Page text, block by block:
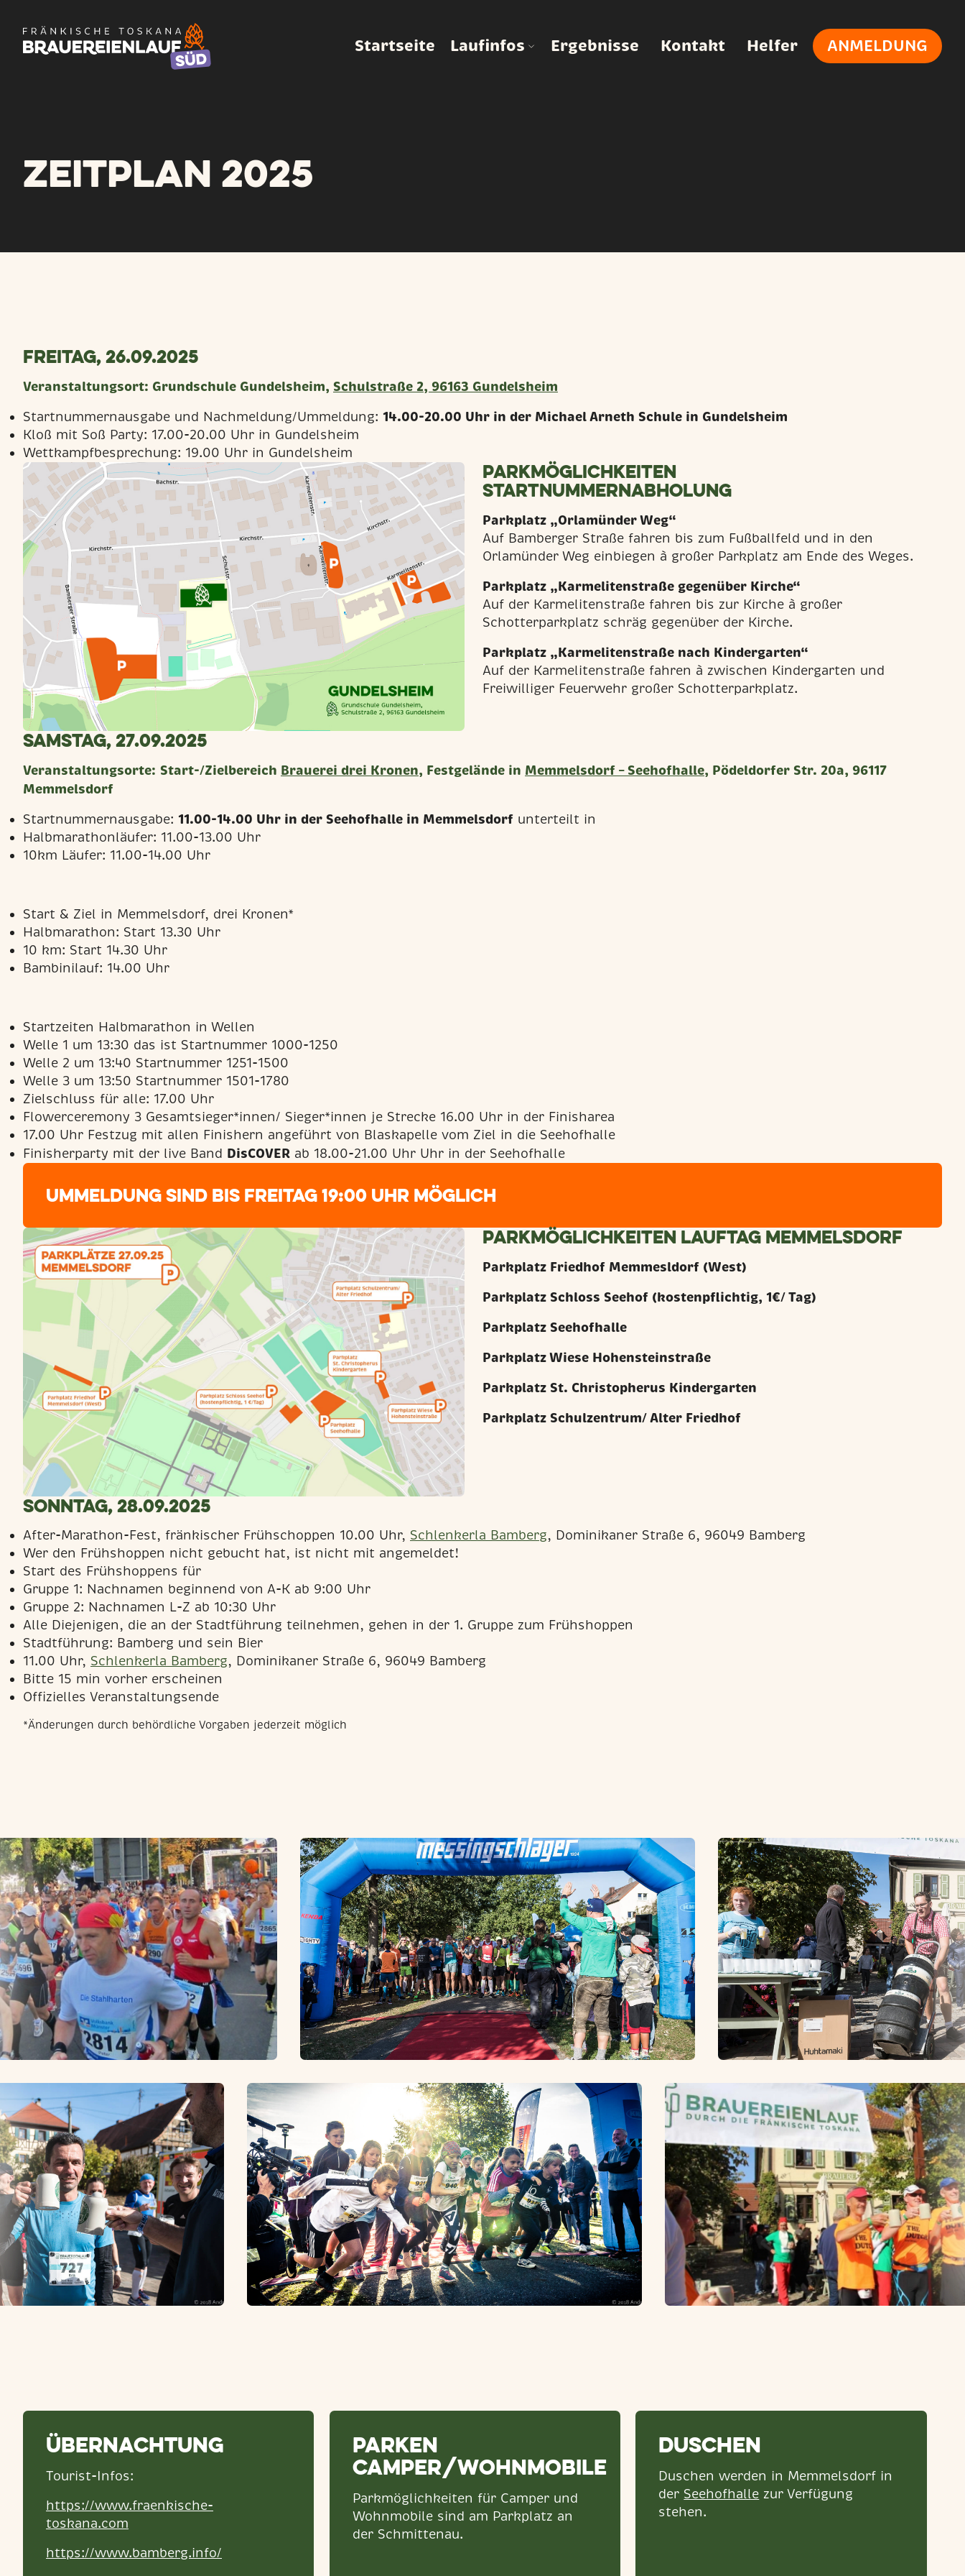
Startseite Laufinfos Ergebnisse Kontakt Helfer ANMELDUNG
Zeitplan 2025
Freitag, 26.09.2025
Veranstaltungsort: Grundschule Gundelsheim, Schulstraße 2, 96163 Gundelsheim
Startnummernausgabe und Nachmeldung/Ummeldung: 14.00-20.00 Uhr in der Michael Arneth Schule in Gundelsheim
Kloß mit Soß Party: 17.00-20.00 Uhr in Gundelsheim
Wettkampfbesprechung: 19.00 Uhr in Gundelsheim
Parkmöglichkeiten
Startnummernabholung
Parkplatz „Orlamünder Weg“
Auf Bamberger Straße fahren bis zum Fußballfeld und in den
Orlamünder Weg einbiegen à großer Parkplatz am Ende des Weges.
Parkplatz „Karmelitenstraße gegenüber Kirche“
Auf der Karmelitenstraße fahren bis zur Kirche à großer
Schotterparkplatz schräg gegenüber der Kirche.
Parkplatz „Karmelitenstraße nach Kindergarten“
Auf der Karmelitenstraße fahren à zwischen Kindergarten und
Freiwilliger Feuerwehr großer Schotterparkplatz.
Samstag, 27.09.2025
Veranstaltungsorte: Start-/Zielbereich Brauerei drei Kronen, Festgelände in Memmelsdorf – Seehofhalle, Pödeldorfer Str. 20a, 96117
Memmelsdorf
Startnummernausgabe: 11.00-14.00 Uhr in der Seehofhalle in Memmelsdorf unterteilt in
Halbmarathonläufer: 11.00-13.00 Uhr
10km Läufer: 11.00-14.00 Uhr
Start & Ziel in Memmelsdorf, drei Kronen*
Halbmarathon: Start 13.30 Uhr
10 km: Start 14.30 Uhr
Bambinilauf: 14.00 Uhr
Startzeiten Halbmarathon in Wellen
Welle 1 um 13:30 das ist Startnummer 1000-1250
Welle 2 um 13:40 Startnummer 1251-1500
Welle 3 um 13:50 Startnummer 1501-1780
Zielschluss für alle: 17.00 Uhr
Flowerceremony 3 Gesamtsieger*innen/ Sieger*innen je Strecke 16.00 Uhr in der Finisharea
17.00 Uhr Festzug mit allen Finishern angeführt von Blaskapelle vom Ziel in die Seehofhalle
Finisherparty mit der live Band DisCOVER ab 18.00-21.00 Uhr Uhr in der Seehofhalle
Ummeldung sind bis Freitag 19:00 Uhr möglich
Parkmöglichkeiten Lauftag Memmelsdorf
Parkplatz Friedhof Memmesldorf (West)
Parkplatz Schloss Seehof (kostenpflichtig, 1€/ Tag)
Parkplatz Seehofhalle
Parkplatz Wiese Hohensteinstraße
Parkplatz St. Christopherus Kindergarten
Parkplatz Schulzentrum/ Alter Friedhof
Sonntag, 28.09.2025
After-Marathon-Fest, fränkischer Frühschoppen 10.00 Uhr, Schlenkerla Bamberg, Dominikaner Straße 6, 96049 Bamberg
Wer den Frühshoppen nicht gebucht hat, ist nicht mit angemeldet!
Start des Frühshoppens für
Gruppe 1: Nachnamen beginnend von A-K ab 9:00 Uhr
Gruppe 2: Nachnamen L-Z ab 10:30 Uhr
Alle Diejenigen, die an der Stadtführung teilnehmen, gehen in der 1. Gruppe zum Frühshoppen
Stadtführung: Bamberg und sein Bier
11.00 Uhr, Schlenkerla Bamberg, Dominikaner Straße 6, 96049 Bamberg
Bitte 15 min vorher erscheinen
Offizielles Veranstaltungsende
*Änderungen durch behördliche Vorgaben jederzeit möglich
Übernachtung
Tourist-Infos:
https://www.fraenkische-
toskana.com
https://www.bamberg.info/
Parken
Camper/Wohnmobile
Parkmöglichkeiten für Camper und
Wohnmobile sind am Parkplatz an
der Schmittenau.
Duschen
Duschen werden in Memmelsdorf in
der Seehofhalle zur Verfügung
stehen.